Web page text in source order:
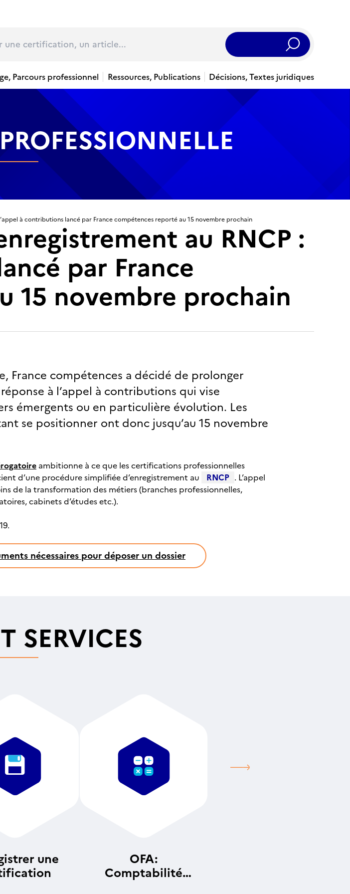
Rechercher
Parcours professionnel Ressources, Publications Décisions, Textes juridiques
à contributions lancé par France compétences reporté au 15 novembre prochain
au RNCP :
par France
15 novembre prochain
France compétences a décidé de prolonger
à l’appel à contributions qui vise
émergents ou en particulière évolution. Les
se positionner ont donc jusqu’au 15 novembre
ambitionne à ce que les certifications professionnelles
d’une procédure simplifiée d’enregistrement au
RNCP . L’appel
de la transformation des métiers (branches professionnelles,
cabinets d’études etc.).
nécessaires pour déposer un dossier
SERVICES
une OFA:
Comptabilité